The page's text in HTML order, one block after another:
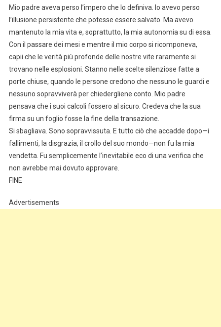
Mio padre aveva perso l’impero che lo definiva. Io avevo perso
l’illusione persistente che potesse essere salvato. Ma avevo
mantenuto la mia vita e, soprattutto, la mia autonomia su di essa.
Con il passare dei mesi e mentre il mio corpo si ricomponeva,
capii che le verità più profonde delle nostre vite raramente si
trovano nelle esplosioni. Stanno nelle scelte silenziose fatte a
porte chiuse, quando le persone credono che nessuno le guardi e
nessuno sopravviverà per chiedergliene conto. Mio padre
pensava che i suoi calcoli fossero al sicuro. Credeva che la sua
firma su un foglio fosse la fine della transazione.
Si sbagliava. Sono sopravvissuta. E tutto ciò che accadde dopo—i
fallimenti, la disgrazia, il crollo del suo mondo—non fu la mia
vendetta. Fu semplicemente l’inevitabile eco di una verifica che
non avrebbe mai dovuto approvare.
FINE
Advertisements